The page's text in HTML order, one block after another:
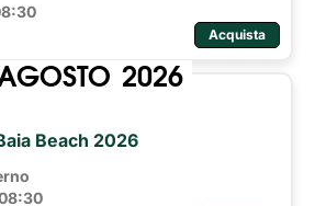
Acquista
2026
Beach 2026